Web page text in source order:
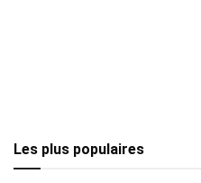
Les plus populaires